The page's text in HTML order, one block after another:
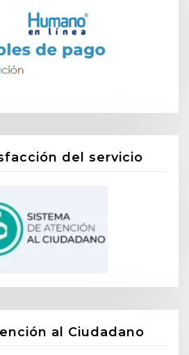
del servicio
al Ciudadano